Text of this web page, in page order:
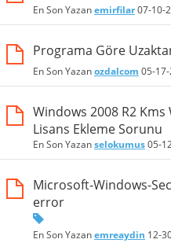
En Son Yazanemirfilar07-10-
Programa Göre
En Son Yazanozdalcom 05-
Windows 2008 R2
Lisans Ekleme Sorunu
En Son Yazanselokumus05-
Microsoft-Windows-
error
En Son Yazanemreaydin 12-